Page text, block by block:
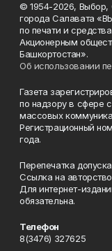
© 1954-2026, Выбор,
города Салавата
по печати и
Акционерным
Башкортостан».
Об использовании
Газета
по надзору в сфере
массовых
Регистрационный
года.
Перепечатка
Ссылка на
Для интернет-
обязательна.
Телефон
8(3476) 327625